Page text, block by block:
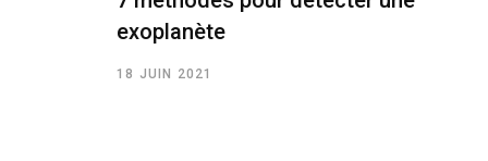
exoplanète
18 JUIN 2021